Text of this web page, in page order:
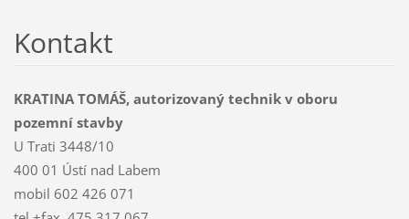
Kontakt
KRATINA TOMÁŠ, autorizovaný technik v oboru
pozemní stavby
U Trati 3448/10
400 01 Ústí nad Labem
mobil 602 426 071